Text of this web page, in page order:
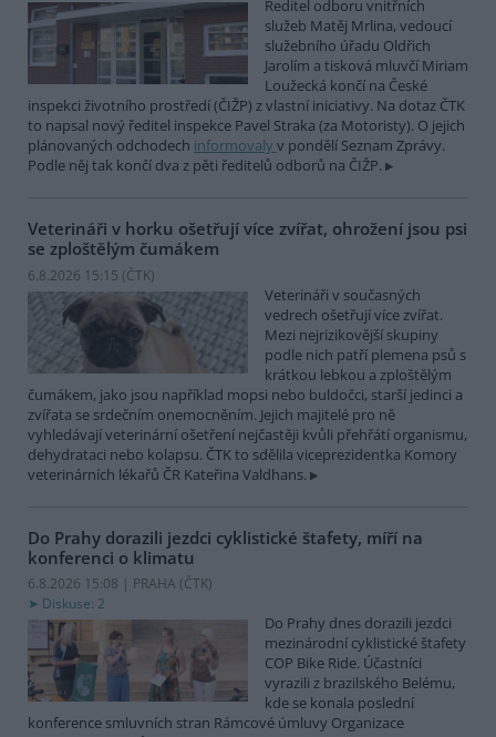
Ředitel odboru vnitřních
služeb Matěj Mrlina, vedoucí
služebního úřadu Oldřich
Jarolím a tisková mluvčí Miriam
Loužecká končí na České
inspekci životního prostředí (ČIŽP) z vlastní iniciativy. Na dotaz ČTK
to napsal nový ředitel inspekce Pavel Straka (za Motoristy). O jejich
plánovaných odchodech informovaly v pondělí Seznam Zprávy.
Podle něj tak končí dva z pěti ředitelů odborů na ČIŽP.
Veterináři v horku ošetřují více zvířat, ohrožení jsou psi
se zploštělým čumákem
6.8.2026 15:15 (ČTK)
Veterináři v současných
vedrech ošetřují více zvířat.
Mezi nejrizikovější skupiny
podle nich patří plemena psů s
krátkou lebkou a zploštělým
čumákem, jako jsou například mopsi nebo buldočci, starší jedinci a
zvířata se srdečním onemocněním. Jejich majitelé pro ně
vyhledávají veterinární ošetření nejčastěji kvůli přehřátí organismu,
dehydrataci nebo kolapsu. ČTK to sdělila viceprezidentka Komory
veterinárních lékařů ČR Kateřina Valdhans.
Do Prahy dorazili jezdci cyklistické štafety, míří na
konferenci o klimatu
6.8.2026 15:08 | PRAHA (ČTK)
Diskuse: 2
Do Prahy dnes dorazili jezdci
mezinárodní cyklistické štafety
COP Bike Ride. Účastníci
vyrazili z brazilského Belému,
kde se konala poslední
konference smluvních stran Rámcové úmluvy Organizace